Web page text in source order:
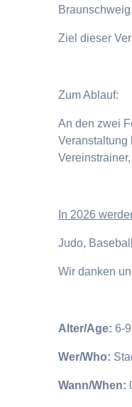
Ziel dieser
Zum Ablauf:
An den zwei
Veranstaltung
n 2026
Judo,
Wir danken
Alter/Age:6-
Wer/Who:
Wann/When: